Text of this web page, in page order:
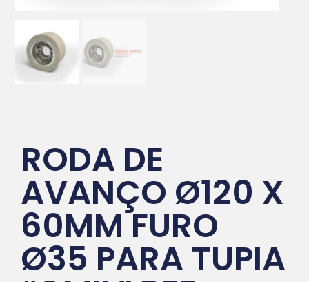
RODA DE
AVANÇO Ø120 X
60MM FURO
Ø35 PARA TUPIA